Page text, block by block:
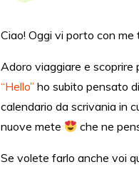
Ciao! Oggi vi porto con me
Adoro viaggiare e scoprire
“Hello” ho subito pensato
calendario da scrivania in
nuove mete
che ne
Se volete farlo anche voi